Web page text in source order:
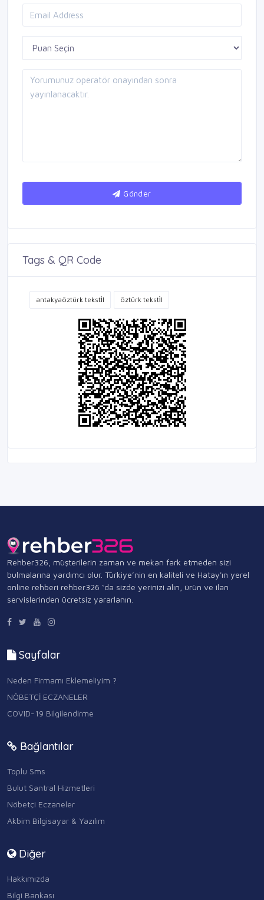
Gönder
Tags & QR Code
antakyaöztürk teksti̇l öztürk teksti̇l
Rehber326, müşterilerin zaman ve mekan fark etmeden sizi
bulmalarına yardımcı olur. Türkiye’nin en kaliteli ve Hatay'ın yerel
online rehberi rehber326 ‘da sizde yerinizi alın, ürün ve ilan
servislerinden ücretsiz yararlanın.
Sayfalar
Neden Firmamı Eklemeliyim ?
NÖBETÇİ ECZANELER
COVID-19 Bilgilendirme
Bağlantılar
Toplu Sms
Bulut Santral Hizmetleri
Nöbetçi Eczaneler
Akbim Bilgisayar & Yazılım
Diğer
Hakkımızda
Bilgi Bankası